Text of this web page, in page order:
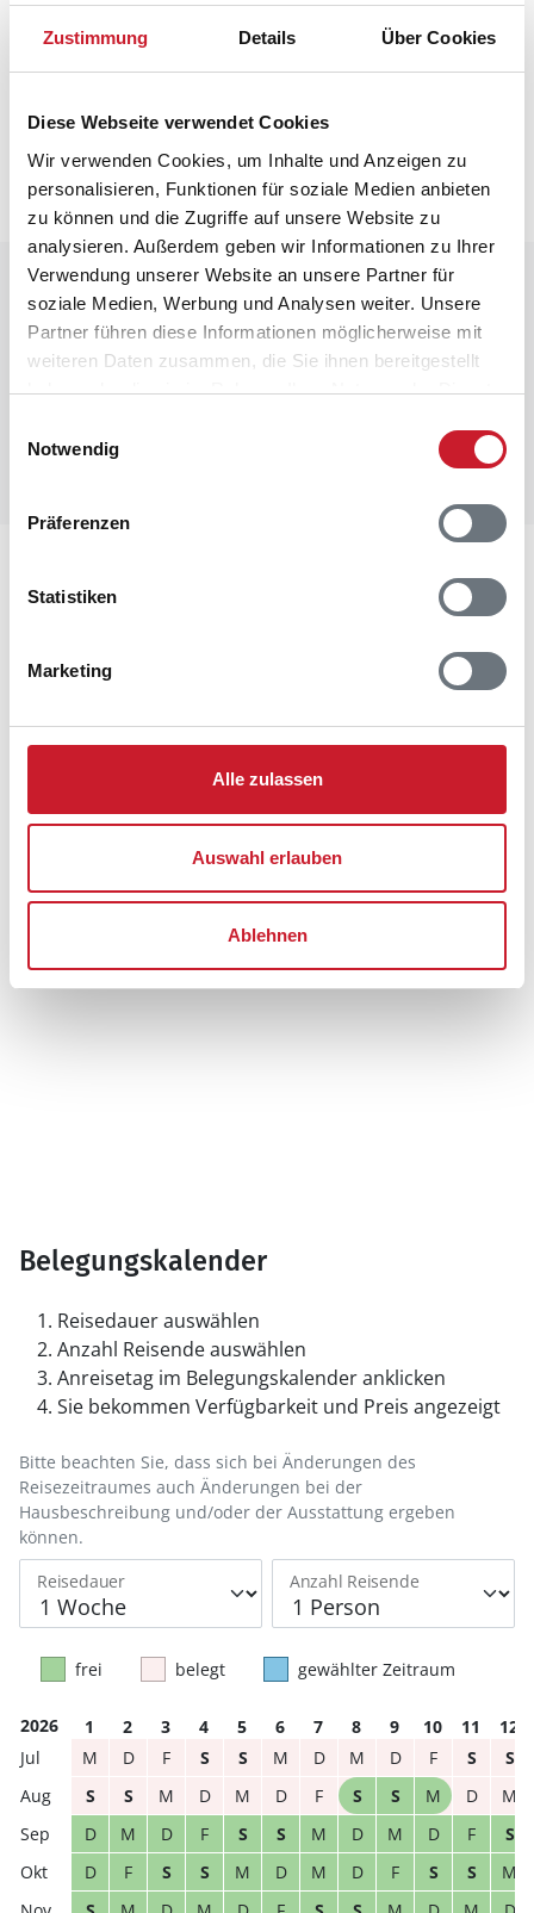
Zustimmung Details Über Cookies
Diese Webseite verwendet Cookies
Wir verwenden Cookies, um Inhalte und Anzeigen zu
personalisieren, Funktionen für soziale Medien anbieten
zu können und die Zugriffe auf unsere Website zu
analysieren. Außerdem geben wir Informationen zu Ihrer
Verwendung unserer Website an unsere Partner für
soziale Medien, Werbung und Analysen weiter. Unsere
Partner führen diese Informationen möglicherweise mit
weiteren Daten zusammen, die Sie ihnen bereitgestellt
haben oder die sie im Rahmen Ihrer Nutzung der Dienste
Notwendig
Präferenzen
Statistiken
Marketing
Alle zulassen
Auswahl erlauben
Ablehnen
Die aktuellen Verbrauchskosten finden Sie im
nächsten Schritt im Buchungsformular.
Raumaufteilung
Ferienhaus OH587
Granborg 25
9560 Hadsund
Belegungskalender
Reisedauer auswählen
Anzahl Reisende auswählen
Anreisetag im Belegungskalender anklicken
Sie bekommen Verfügbarkeit und Preis angezeigt
Reisedauer Anzahl Reisende
Bitte beachten Sie, dass sich bei Änderungen des
Reisezeitraumes auch Änderungen bei der
Hausbeschreibung und/oder der Ausstattung ergeben
können.
frei belegt gewählter Zeitraum
2026 1 2 3 4 5 6 7 8 9 10 11
12
M
D F S S M D M D F S
S
S
S M D M D F S S M D
M
D
M D F S S M D M D F
S
D
F S S M D M D F S S
M